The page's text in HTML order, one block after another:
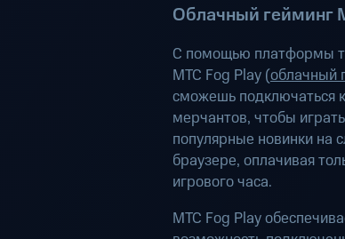
Облачный гейминг
С помощью платформы
МТС Fog Play (облачный
сможешь подключаться
мерчантов, чтобы
популярные новинки на
браузере, оплачивая
игрового часа.
МТС Fog Play